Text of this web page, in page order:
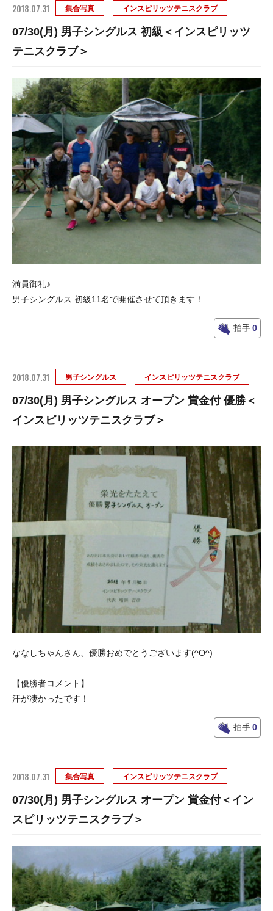
2018.07.31 集合写真 インスピリッツテニスクラブ
07/30(月) 男子シングルス 初級＜インスピリッツ
テニスクラブ＞
満員御礼♪
男子シングルス 初級11名で開催させて頂きます！
拍手0
2018.07.31 男子シングルス インスピリッツテニスクラブ
07/30(月) 男子シングルス オープン 賞金付 優勝＜
インスピリッツテニスクラブ＞
ななしちゃんさん、優勝おめでとうございます(^O^)
【優勝者コメント】
汗が凄かったです！
拍手0
2018.07.31 集合写真 インスピリッツテニスクラブ
07/30(月) 男子シングルス オープン 賞金付＜イン
スピリッツテニスクラブ＞